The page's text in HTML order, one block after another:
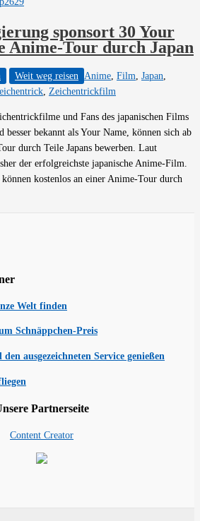
sponsort 30 Your
Anime-Tour durch Japan
Weit weg reisen Anime, Film, Japan,
, Zeichentrickfilm
und Fans des japanischen Films
bekannt als Your Name, können sich ab
durch Teile Japans bewerben. Laut
der erfolgreichste japanische Anime-Film.
kostenlos an einer Anime-Tour durch
Welt finden
Schnäppchen-Preis
ausgezeichneten Service genießen
Partnerseite
Content Creator